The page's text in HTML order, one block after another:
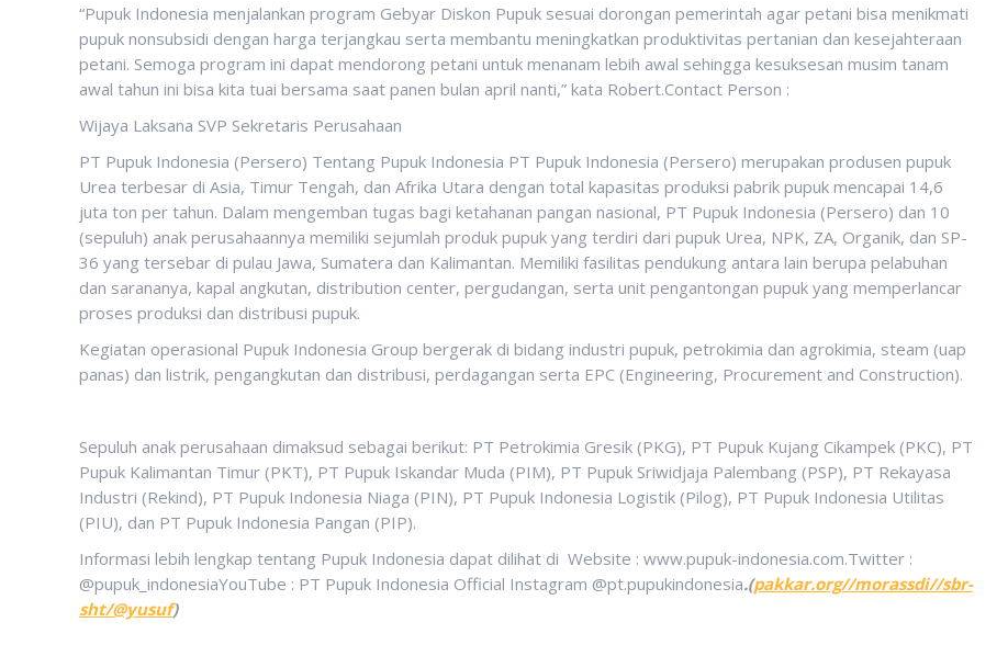
“Pupuk Indonesia menjalankan program Gebyar Diskon Pupuk sesuai dorongan pemerintah agar petani bisa menikmati
pupuk nonsubsidi dengan harga terjangkau serta membantu meningkatkan produktivitas pertanian dan kesejahteraan
petani. Semoga program ini dapat mendorong petani untuk menanam lebih awal sehingga kesuksesan musim tanam
awal tahun ini bisa kita tuai bersama saat panen bulan april nanti,” kata Robert.Contact Person :
Wijaya Laksana SVP Sekretaris Perusahaan
PT Pupuk Indonesia (Persero) Tentang Pupuk Indonesia PT Pupuk Indonesia (Persero) merupakan produsen pupuk
Urea terbesar di Asia, Timur Tengah, dan Afrika Utara dengan total kapasitas produksi pabrik pupuk mencapai 14,6
juta ton per tahun. Dalam mengemban tugas bagi ketahanan pangan nasional, PT Pupuk Indonesia (Persero) dan 10
(sepuluh) anak perusahaannya memiliki sejumlah produk pupuk yang terdiri dari pupuk Urea, NPK, ZA, Organik, dan SP-
36 yang tersebar di pulau Jawa, Sumatera dan Kalimantan. Memiliki fasilitas pendukung antara lain berupa pelabuhan
dan sarananya, kapal angkutan, distribution center, pergudangan, serta unit pengantongan pupuk yang memperlancar
proses produksi dan distribusi pupuk.
Kegiatan operasional Pupuk Indonesia Group bergerak di bidang industri pupuk, petrokimia dan agrokimia, steam (uap
panas) dan listrik, pengangkutan dan distribusi, perdagangan serta EPC (Engineering, Procurement and Construction).
Sepuluh anak perusahaan dimaksud sebagai berikut: PT Petrokimia Gresik (PKG), PT Pupuk Kujang Cikampek (PKC), PT
Pupuk Kalimantan Timur (PKT), PT Pupuk Iskandar Muda (PIM), PT Pupuk Sriwidjaja Palembang (PSP), PT Rekayasa
Industri (Rekind), PT Pupuk Indonesia Niaga (PIN), PT Pupuk Indonesia Logistik (Pilog), PT Pupuk Indonesia Utilitas
(PIU), dan PT Pupuk Indonesia Pangan (PIP).
Informasi lebih lengkap tentang Pupuk Indonesia dapat dilihat di Website : www.pupuk-indonesia.com.Twitter :
@pupuk_indonesiaYouTube : PT Pupuk Indonesia Official Instagram @pt.pupukindonesia.(pakkar.org//morassdi//sbr-
sht/@yusuf)